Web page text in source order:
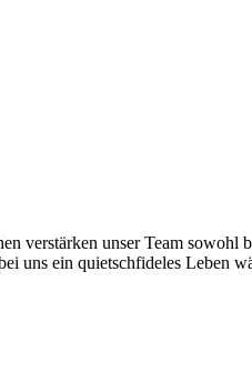
verstärken unser Team sowohl
uns ein quietschfideles Leben